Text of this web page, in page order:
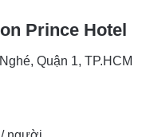
Prince Hotel
Quận 1, TP.HCM